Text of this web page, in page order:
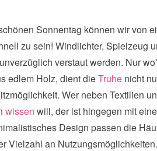
Sonnentag können wir von
zu sein! Windlichter, Spielzeug
verstaut werden. Nur
edlem Holz, dient dieTruhe nicht
Wer neben Textilien
wissen will, der ist hingegen mit
Design passen die
Vielzahl an Nutzungsmöglichkeiten.